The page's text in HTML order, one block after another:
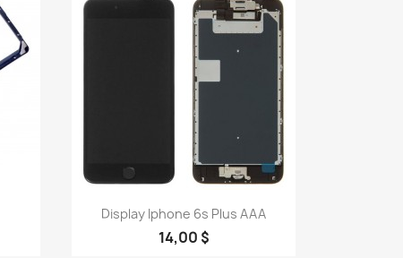
Vista rápida
Display Iphone 6s Plus AAA
14,00 $